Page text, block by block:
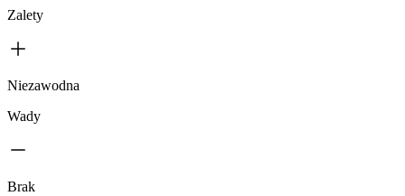
Zalety
Niezawodna
Wady
Brak